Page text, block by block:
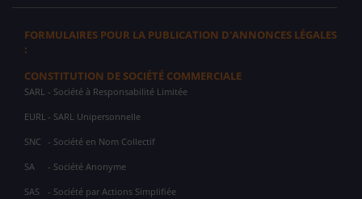
FORMULAIRES POUR LA PUBLICATION D'ANNONCES LÉGALES
:
CONSTITUTION DE SOCIÉTÉ COMMERCIALE
SARL - Société à Responsabilité Limitée
EURL - SARL Unipersonnelle
SNC - Société en Nom Collectif
SA - Société Anonyme
SAS - Société par Actions Simplifiée